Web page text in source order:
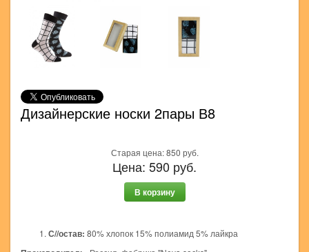
Дизайнерские носки 2пары В8
Старая цена:850 руб.
Цена: 590 руб.
В корзину
С//остав: 80% хлопок 15% полиамид 5% лайкра